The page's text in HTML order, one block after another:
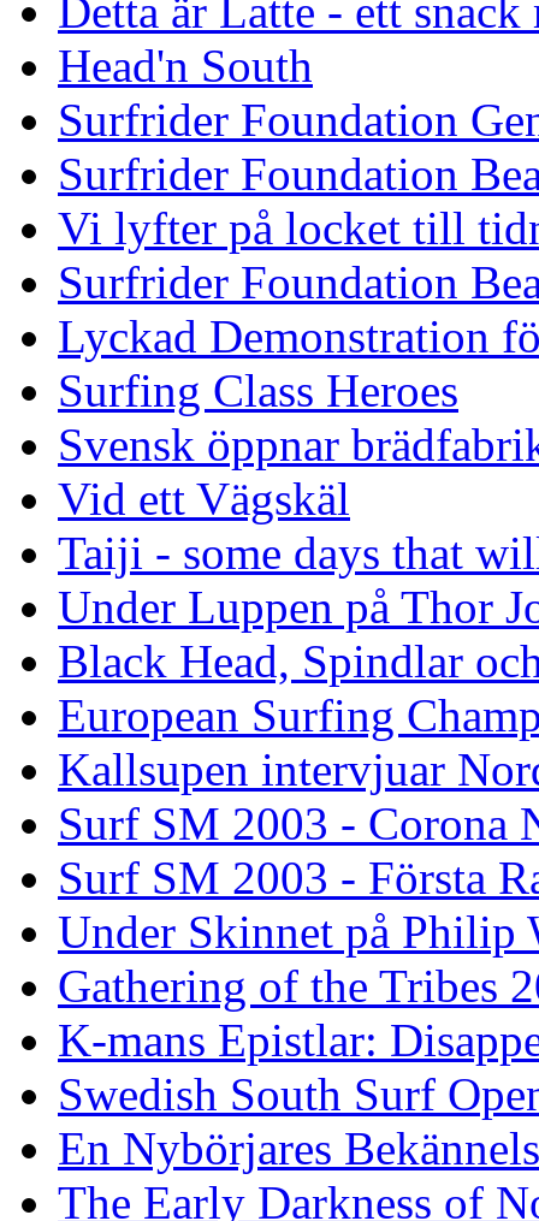
Detta är Latte - ett
Head'n South
Surfrider Foundation
Surfrider Foundation
Vi lyfter på locket till
Surfrider Foundation
Lyckad Demonstration
Surfing Class Heroes
Svensk öppnar
Vid ett Vägskäl
Taiji - some days that
Under Luppen på Thor
Black Head, Spindlar
European Surfing
Kallsupen intervjuar
Surf SM 2003 - Corona
Surf SM 2003 - Första
Under Skinnet på Philip
Gathering of the Tribes
K-mans Epistlar:
Swedish South Surf
En Nybörjares
The Early Darkness of